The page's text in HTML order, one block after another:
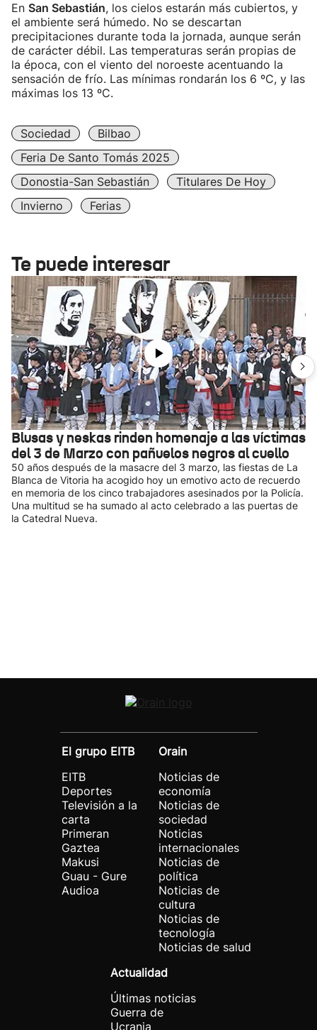
En San Sebastián, los cielos estarán más cubiertos, y
el ambiente será húmedo. No se descartan
precipitaciones durante toda la jornada, aunque serán
de carácter débil. Las temperaturas serán propias de
la época, con el viento del noroeste acentuando la
sensación de frío. Las mínimas rondarán los 6 ºC, y las
máximas los 13 ºC.
Sociedad
Bilbao
Feria De Santo Tomás 2025
Donostia-San Sebastián
Titulares De Hoy
Invierno
Ferias
Te puede interesar
Blusas y neskas rinden homenaje a las víctimas
del 3 de Marzo con pañuelos negros al cuello
50 años después de la masacre del 3 marzo, las fiestas de La
Blanca de Vitoria ha acogido hoy un emotivo acto de recuerdo
en memoria de los cinco trabajadores asesinados por la Policía.
Una multitud se ha sumado al acto celebrado a las puertas de
la Catedral Nueva.
El grupo EITB
EITB
Deportes
Televisión a la
carta
Primeran
Gaztea
Makusi
Guau - Gure
Audioa
Orain
Noticias de
economía
Noticias de
sociedad
Noticias
internacionales
Noticias de
política
Noticias de
cultura
Noticias de
tecnología
Noticias de salud
Actualidad
Últimas noticias
Guerra de
Ucrania